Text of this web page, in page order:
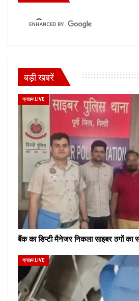
बड़ी खबरें
क्राइम LIVE
बैंक का डिप्टी मैनेजर निकला साइबर ठगों का
क्राइम LIVE